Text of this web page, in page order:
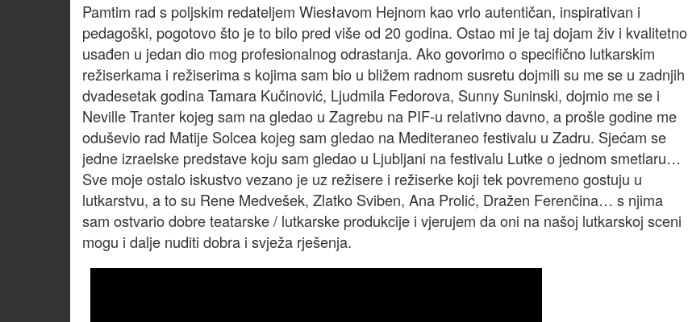
Pamtim rad s poljskim redateljem Wiesłavom Hejnom kao vrlo autentičan, inspirativan i
pedagoški, pogotovo što je to bilo pred više od 20 godina. Ostao mi je taj dojam živ i kvalitetno
usađen u jedan dio mog profesionalnog odrastanja. Ako govorimo o specifično lutkarskim
režiserkama i režiserima s kojima sam bio u bližem radnom susretu dojmili su me se u zadnjih
dvadesetak godina Tamara Kučinović, Ljudmila Fedorova, Sunny Suninski, dojmio me se i
Neville Tranter kojeg sam na gledao u Zagrebu na PIF-u relativno davno, a prošle godine me
oduševio rad Matije Solcea kojeg sam gledao na Mediteraneo festivalu u Zadru. Sjećam se
jedne izraelske predstave koju sam gledao u Ljubljani na festivalu Lutke o jednom smetlaru…
Sve moje ostalo iskustvo vezano je uz režisere i režiserke koji tek povremeno gostuju u
lutkarstvu, a to su Rene Medvešek, Zlatko Sviben, Ana Prolić, Dražen Ferenčina… s njima
sam ostvario dobre teatarske / lutkarske produkcije i vjerujem da oni na našoj lutkarskoj sceni
mogu i dalje nuditi dobra i svježa rješenja.